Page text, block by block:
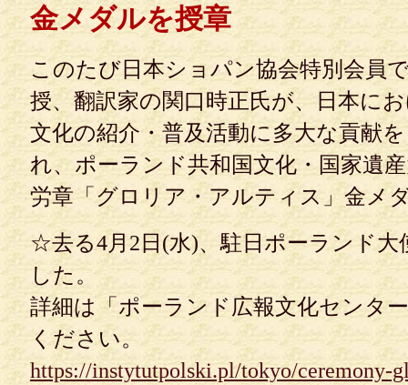
金メダルを授章
このたび日本ショパン協会特別会員
授、翻訳家の関口時正氏が、日本に
文化の紹介・普及活動に多大な貢献
れ、ポーランド共和国文化・国家遺
労章「グロリア・アルティス」金メ
☆去る4月2日(水)、駐日ポーランド
した。
詳細は「ポーランド広報文化センタ
ください。
https://instytutpolski.pl/tokyo/ceremony-